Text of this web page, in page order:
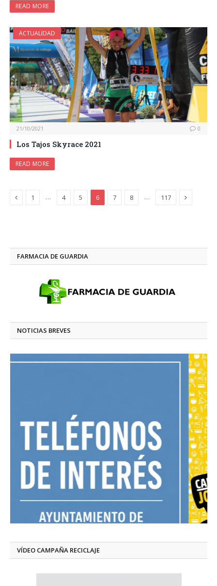
READ MORE
ACTUALIDAD
21/10/2021 0
Los Tajos Skyrace 2021
READ MORE
Previous
1 … 4 5 6 7 8 … 117 Next
FARMACIA DE GUARDIA
NOTICIAS BREVES
VÍDEO CAMPAÑA RECICLAJE